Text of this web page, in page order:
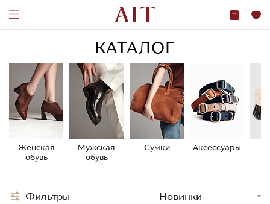
КАТАЛОГ
Женская
обувь
Мужская
обувь
Сумки Аксессуары
Фильтры